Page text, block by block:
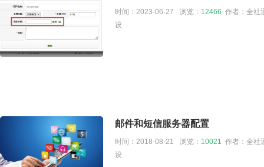
时间：2023-06-27 浏览： 12466 作者：全社
设
邮件和短信服务器配置
时间：2018-08-21 浏览： 10021 作者：全社
设